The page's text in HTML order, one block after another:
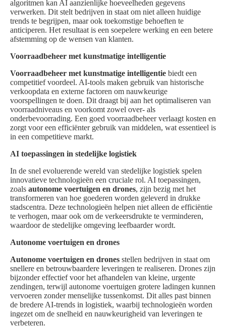
algoritmen kan AI aanzienlijke hoeveelheden gegevens
verwerken. Dit stelt bedrijven in staat om niet alleen huidige
trends te begrijpen, maar ook toekomstige behoeften te
anticiperen. Het resultaat is een soepelere werking en een betere
afstemming op de wensen van klanten.
Voorraadbeheer met kunstmatige intelligentie
Voorraadbeheer met kunstmatige intelligentie biedt een
competitief voordeel. AI-tools maken gebruik van historische
verkoopdata en externe factoren om nauwkeurige
voorspellingen te doen. Dit draagt bij aan het optimaliseren van
voorraadniveaus en voorkomt zowel over- als
onderbevoorrading. Een goed voorraadbeheer verlaagt kosten en
zorgt voor een efficiënter gebruik van middelen, wat essentieel is
in een competitieve markt.
AI toepassingen in stedelijke logistiek
In de snel evoluerende wereld van stedelijke logistiek spelen
innovatieve technologieën een cruciale rol. AI toepassingen,
zoals autonome voertuigen en drones, zijn bezig met het
transformeren van hoe goederen worden geleverd in drukke
stadscentra. Deze technologieën helpen niet alleen de efficiëntie
te verhogen, maar ook om de verkeersdrukte te verminderen,
waardoor de stedelijke omgeving leefbaarder wordt.
Autonome voertuigen en drones
Autonome voertuigen en drones stellen bedrijven in staat om
snellere en betrouwbaardere leveringen te realiseren. Drones zijn
bijzonder effectief voor het afhandelen van kleine, urgente
zendingen, terwijl autonome voertuigen grotere ladingen kunnen
vervoeren zonder menselijke tussenkomst. Dit alles past binnen
de bredere AI-trends in logistiek, waarbij technologieën worden
ingezet om de snelheid en nauwkeurigheid van leveringen te
verbeteren.